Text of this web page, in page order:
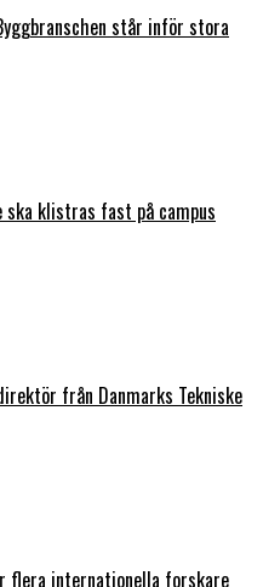
står inför stora
klistras fast på campus
från Danmarks Tekniske
flera internationella forskare